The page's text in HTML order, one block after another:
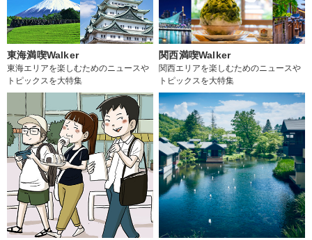
東海満喫Walker
東海エリアを楽しむためのニュースや
トピックスを大特集
関西満喫Walker
関西エリアを楽しむためのニュースや
トピックスを大特集